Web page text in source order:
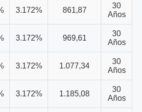
3.172% 861,87
30
Años
3.172% 969,61
30
Años
3.172% 1.077,34
30
Años
3.172% 1.185,08
30
Años